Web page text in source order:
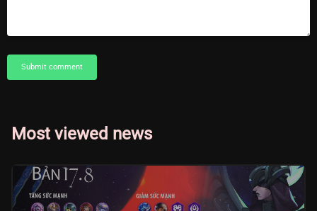
Submit comment
Most viewed news